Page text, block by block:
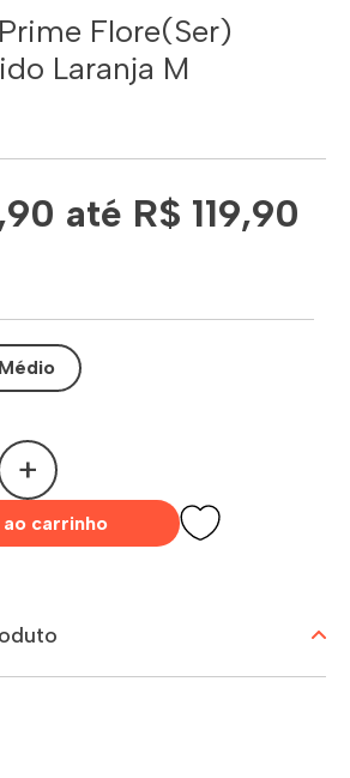
Flore(Ser)
Laranja M
até R$ 119,90
Médio
+
carrinho